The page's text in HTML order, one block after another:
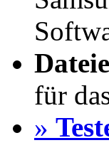
für
»